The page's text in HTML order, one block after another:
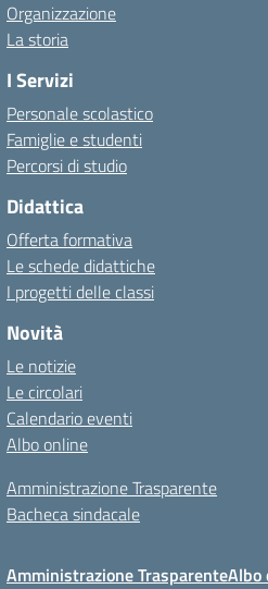
Organizzazione
La storia
I Servizi
Personale scolastico
Famiglie e studenti
Percorsi di studio
Didattica
Offerta formativa
Le schede didattiche
I progetti delle classi
Novità
Le notizie
Le circolari
Calendario eventi
Albo online
Amministrazione Trasparente
Bacheca sindacale
Amministrazione TrasparenteAlbo